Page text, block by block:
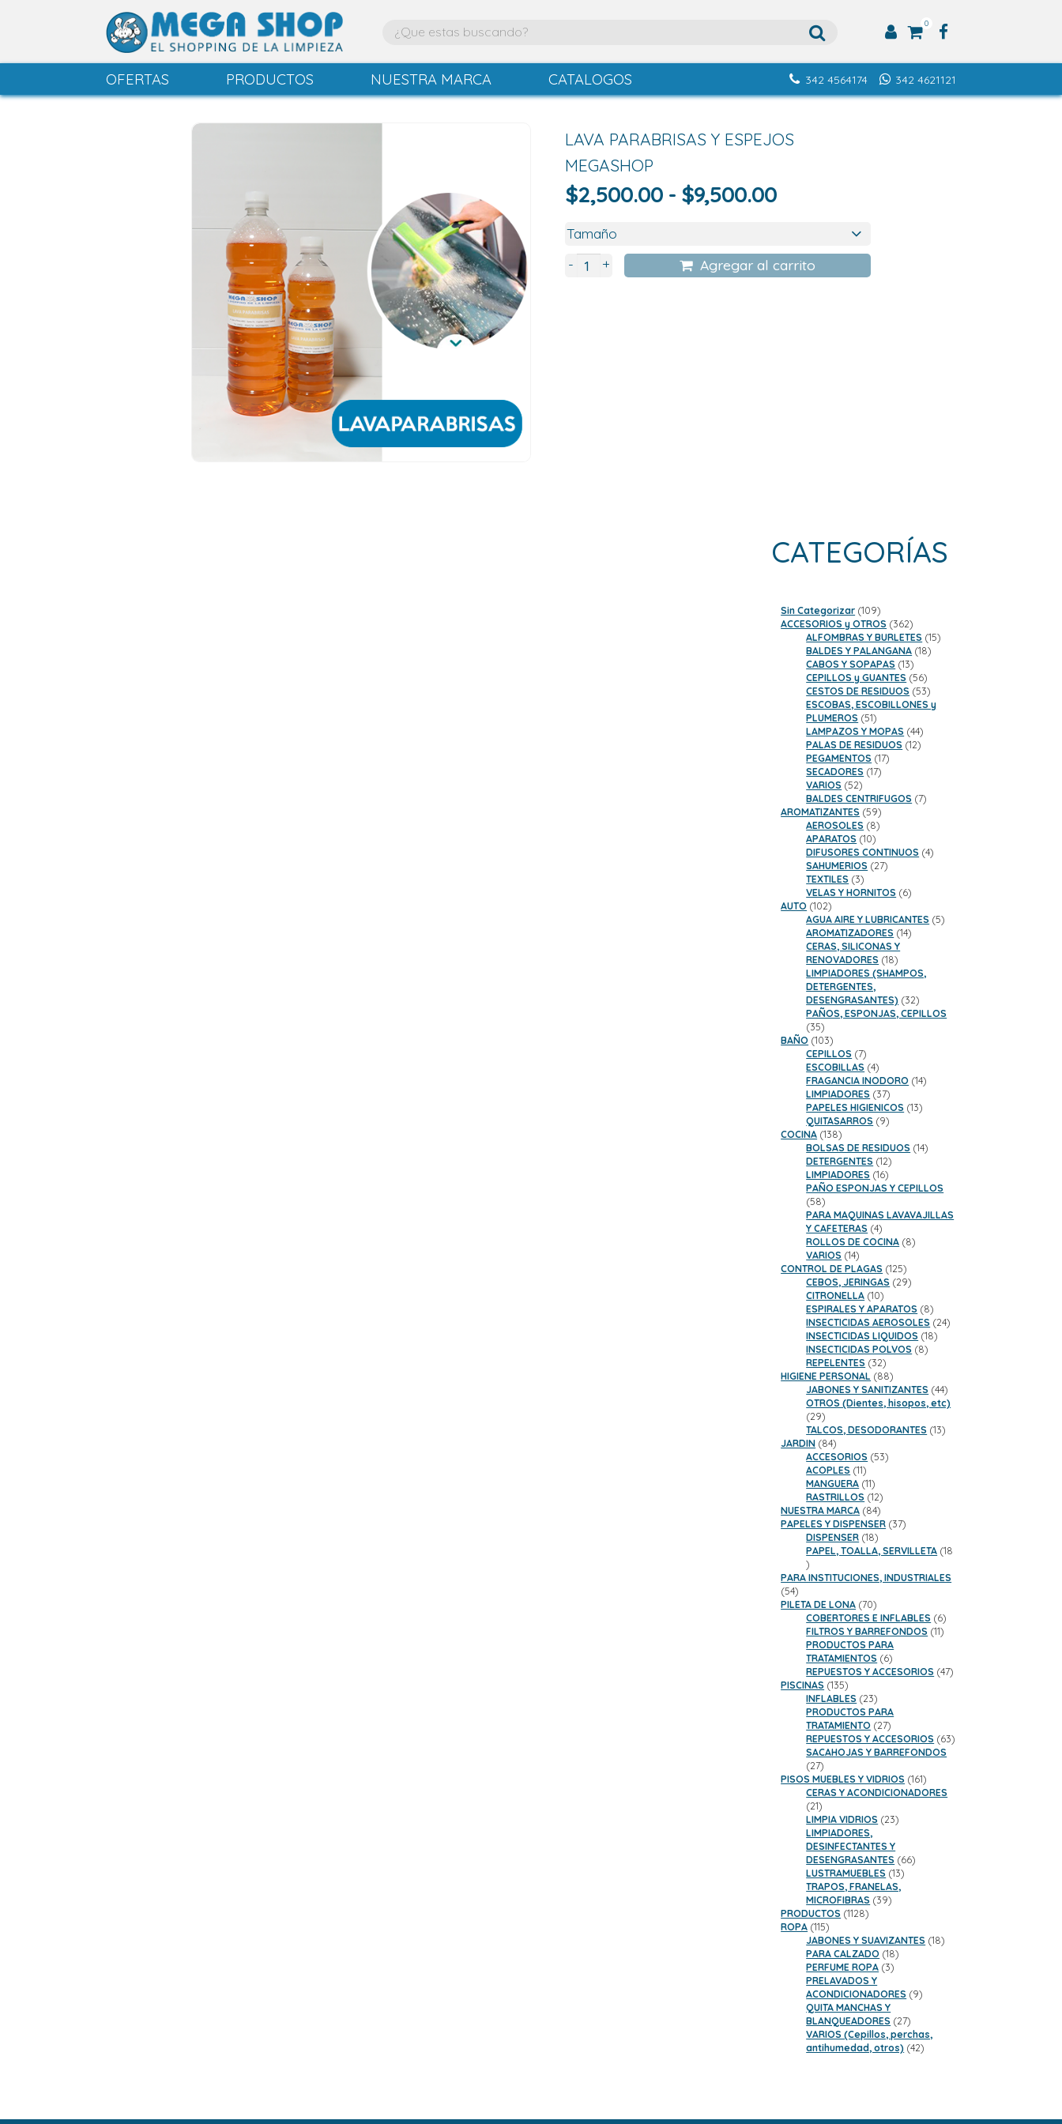
0
OFERTAS PRODUCTOS NUESTRA MARCA CATALOGOS 342 4621121
342 4564174
LAVA PARABRISAS Y ESPEJOS
MEGASHOP
$2,500.00 - $9,500.00Rango
precios:
desde
- + Agregar al carrito
CATEGORÍAS
Sin Categorizar 109109
productos
ACCESORIOS y OTROS 362362
productos
ALFOMBRAS Y BURLETES 1515
BALDES Y PALANGANA 1818
CABOS Y SOPAPAS 1313
productos
CEPILLOS y GUANTES 5656
productos
CESTOS DE RESIDUOS 5353
productos
ESCOBAS, ESCOBILLONES y
PLUMEROS 5151
productos
LAMPAZOS Y MOPAS 4444
productos
PALAS DE RESIDUOS 1212
PEGAMENTOS 1717
SECADORES 1717
VARIOS 5252
productos
BALDES CENTRIFUGOS 77
AROMATIZANTES 5959
productos
AEROSOLES 88
APARATOS 1010
productos
DIFUSORES CONTINUOS 44
SAHUMERIOS 2727
TEXTILES 33
productos
VELAS Y HORNITOS 66
AUTO 102102
productos
AGUA AIRE Y LUBRICANTES 55
AROMATIZADORES 1414
CERAS, SILICONAS Y
RENOVADORES 1818
productos
LIMPIADORES (SHAMPOS,
DETERGENTES,
DESENGRASANTES) 3232
productos
PAÑOS, ESPONJAS, CEPILLOS
3535
productos
BAÑO 103103
productos
CEPILLOS 77
productos
ESCOBILLAS 44
productos
FRAGANCIA INODORO 1414
LIMPIADORES 3737
productos
PAPELES HIGIENICOS 1313
QUITASARROS 99
COCINA 138138
productos
BOLSAS DE RESIDUOS 1414
DETERGENTES 1212
productos
LIMPIADORES 1616
productos
PAÑO ESPONJAS Y CEPILLOS
5858
productos
PARA MAQUINAS LAVAVAJILLAS
Y CAFETERAS 44
productos
ROLLOS DE COCINA 88
VARIOS 1414
productos
CONTROL DE PLAGAS 125125
productos
CEBOS, JERINGAS 2929
CITRONELLA 1010
productos
ESPIRALES Y APARATOS 88
productos
INSECTICIDAS AEROSOLES 2424
INSECTICIDAS LIQUIDOS 1818
INSECTICIDAS POLVOS 88
REPELENTES 3232
productos
HIGIENE PERSONAL 8888
productos
JABONES Y SANITIZANTES 4444
productos
OTROS (Dientes, hisopos, etc)
2929
productos
TALCOS, DESODORANTES 1313
JARDIN 8484
productos
ACCESORIOS 5353
ACOPLES 1111
productos
MANGUERA 1111
productos
RASTRILLOS 1212
productos
NUESTRA MARCA 8484
productos
PAPELES Y DISPENSER 3737
DISPENSER 1818
productos
PAPEL, TOALLA, SERVILLETA 18
18
productos
PARA INSTITUCIONES, INDUSTRIALES
5454
productos
PILETA DE LONA 7070
productos
COBERTORES E INFLABLES 66
productos
FILTROS Y BARREFONDOS 1111
PRODUCTOS PARA
TRATAMIENTOS 66
productos
REPUESTOS Y ACCESORIOS 4747
PISCINAS 135135
productos
INFLABLES 2323
productos
PRODUCTOS PARA
TRATAMIENTO 2727
productos
REPUESTOS Y ACCESORIOS 6363
SACAHOJAS Y BARREFONDOS
2727
productos
PISOS MUEBLES Y VIDRIOS 161161
productos
CERAS Y ACONDICIONADORES
2121
productos
LIMPIA VIDRIOS 2323
LIMPIADORES,
DESINFECTANTES Y
DESENGRASANTES 6666
LUSTRAMUEBLES 1313
TRAPOS, FRANELAS,
MICROFIBRAS 3939
PRODUCTOS 11281128
ROPA 115115
productos
JABONES Y SUAVIZANTES 1818
PARA CALZADO 1818
PERFUME ROPA 33
PRELAVADOS Y
ACONDICIONADORES 99
QUITA MANCHAS Y
BLANQUEADORES 2727
productos
VARIOS (Cepillos, perchas,
antihumedad, otros) 4242